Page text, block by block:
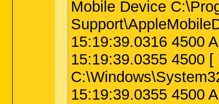
Mobile Device
15:19:39.0316 4500
15:19:39.0355 4500
15:19:39.0355 4500